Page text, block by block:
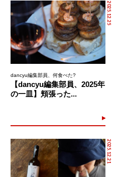
2025.12.25
dancyu編集部員、何食べた?
【dancyu編集部員、2025年
の一皿】頬張った...
2025.12.21